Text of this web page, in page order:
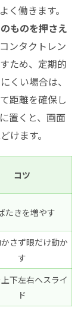
く働きます。
ものを押さえ
ンタクトレン
ため、定期的
くい場合は、
距離を確保し
に置くと、画面
けます。
コツ
たきを増やす
さず眼だけ動か
す
下左右へスライ
ド